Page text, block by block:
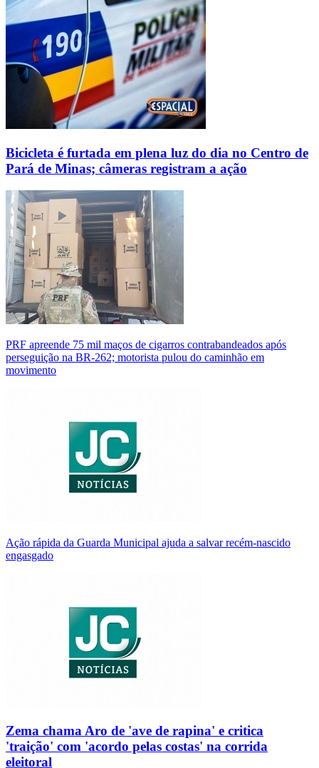
Bicicleta é furtada em plena luz do dia no Centro de
Pará de Minas; câmeras registram a ação
PRF apreende 75 mil maços de cigarros contrabandeados após
perseguição na BR-262; motorista pulou do caminhão em
movimento
Ação rápida da Guarda Municipal ajuda a salvar recém-nascido
engasgado
Zema chama Aro de 'ave de rapina' e critica
'traição' com 'acordo pelas costas' na corrida
eleitoral